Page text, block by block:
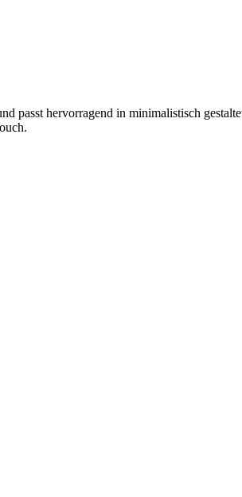
passt hervorragend in minimalistisch